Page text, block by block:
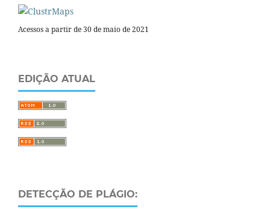
Acessos a partir de 30 de maio de 2021
EDIÇÃO ATUAL
DETECÇÃO DE PLÁGIO: